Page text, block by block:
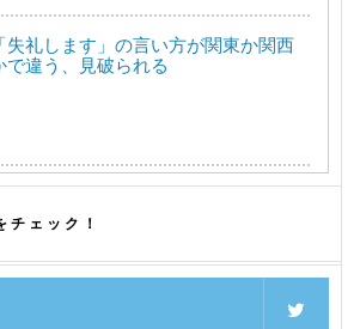
「失礼します」の言い方が関東か関西
で違う、見破られる
ェック！